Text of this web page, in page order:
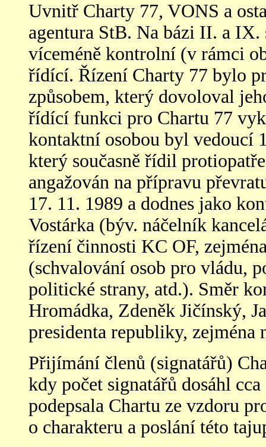
Uvnitř Charty 77, VONS a
agentura StB. Na bázi II. a
víceméně kontrolní (v rámci
řídící. Řízení Charty 77 bylo
způsobem, který dovoloval
řídící funkci pro Chartu 77
kontaktní osobou byl vedoucí
který současně řídil
angažován na přípravu
17. 11. 1989 a dodnes jako
Vostárka (býv. náčelník
řízení činnosti KC OF,
(schvalování osob pro vládu,
politické strany, atd.). Směr
Hromádka, Zdeněk Jičínský,
presidenta republiky, zejména
Přijímání členů (signatářů)
kdy počet signatářů dosáhl
podepsala Chartu ze vzdoru
o charakteru a poslání této